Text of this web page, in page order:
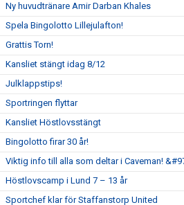
Ny huvudtränare Amir Darban Khales
Spela Bingolotto Lillejulafton!
Grattis Torn!
Kansliet stängt idag 8/12
Julklappstips!
Sportringen flyttar
Kansliet Höstlovsstängt
Bingolotto firar 30 år!
Viktig info till alla som deltar i Caveman!
Höstlovscamp i Lund 7 – 13 år
Sportchef klar för Staffanstorp United